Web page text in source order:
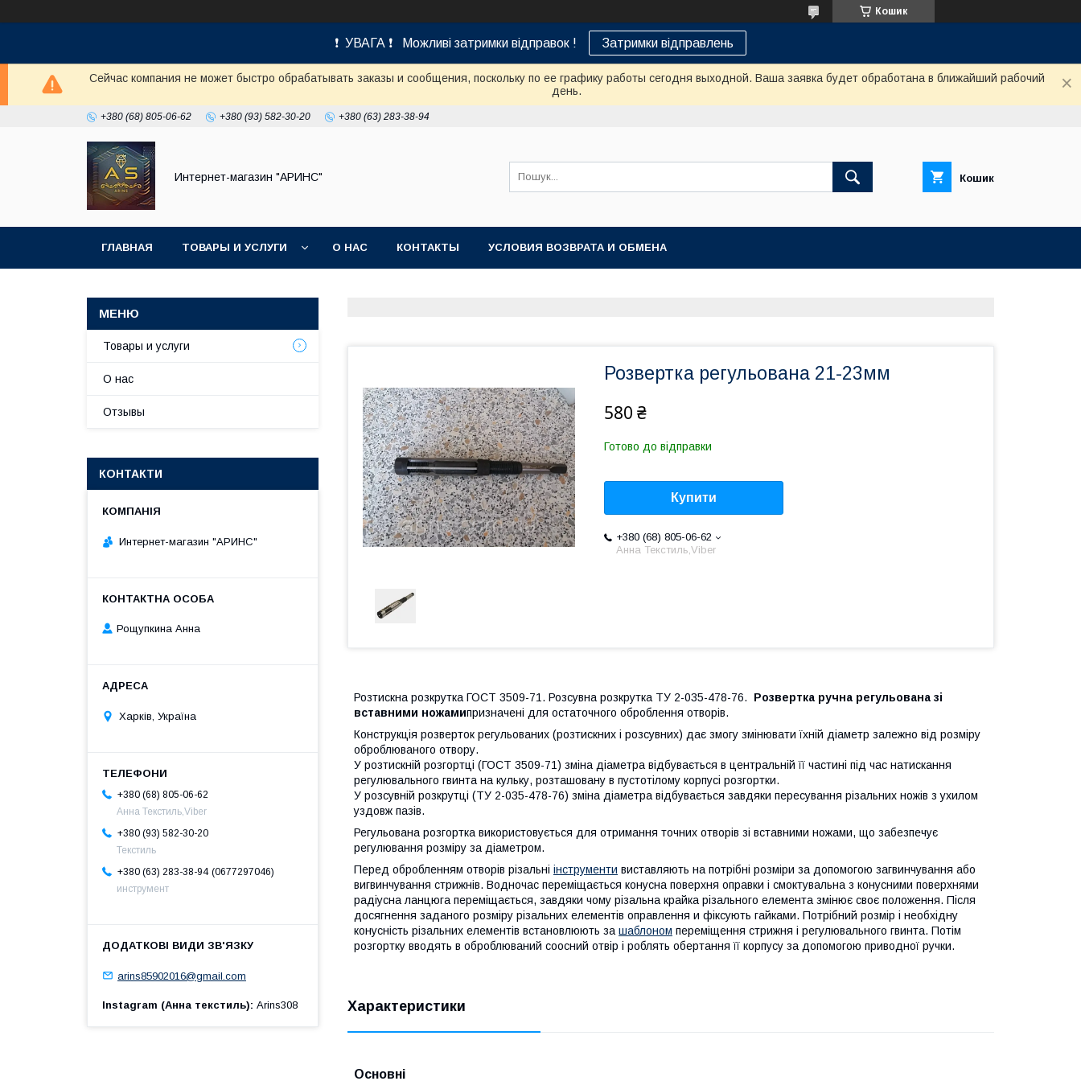
Кошик
❗ УВАГА ❗ Можливі затримки відправок ! Затримки відправлень
Сейчас компания не может быстро обрабатывать заказы и сообщения, поскольку по ее графику работы сегодня выходной. Ваша заявка будет обработана в ближайший рабочий
день.
+380 (68) 805-06-62 +380 (93) 582-30-20 +380 (63) 283-38-94
Интернет-магазин "АРИНС" Кошик
ГЛАВНАЯ ТОВАРЫ И УСЛУГИ О НАС КОНТАКТЫ УСЛОВИЯ ВОЗВРАТА И ОБМЕНА
Розвертка регульована 21-23мм
580 ₴
Готово до відправки
Купити
+380 (68) 805-06-62
Анна Текстиль,Viber
Розтискна розкрутка ГОСТ 3509-71. Розсувна розкрутка ТУ 2-035-478-76. Розвертка ручна регульована зі
вставними ножамипризначені для остаточного оброблення отворів.
Конструкція розверток регульованих (розтискних і розсувних) дає змогу змінювати їхній діаметр залежно від розміру
оброблюваного отвору.
У розтискній розгортці (ГОСТ 3509-71) зміна діаметра відбувається в центральній її частині під час натискання
регулювального гвинта на кульку, розташовану в пустотілому корпусі розгортки.
У розсувній розкрутці (ТУ 2-035-478-76) зміна діаметра відбувається завдяки пересування різальних ножів з ухилом
уздовж пазів.
Регульована розгортка використовується для отримання точних отворів зі вставними ножами, що забезпечує
регулювання розміру за діаметром.
Перед обробленням отворів різальні інструменти виставляють на потрібні розміри за допомогою загвинчування або
вигвинчування стрижнів. Водночас переміщається конусна поверхня оправки і смоктувальна з конусними поверхнями
радіусна ланцюга переміщається, завдяки чому різальна крайка різального елемента змінює своє положення. Після
досягнення заданого розміру різальних елементів оправлення и фіксують гайками. Потрібний розмір і необхідну
конусність різальних елементів встановлюють за шаблоном переміщення стрижня і регулювального гвинта. Потім
розгортку вводять в оброблюваний соосний отвір і роблять обертання її корпусу за допомогою приводної ручки.
Характеристики
Основні
Товары и услуги
О нас
Отзывы
КОНТАКТИ
Интернет-магазин "АРИНС"
Рощупкина Анна
Харків, Україна
+380 (68) 805-06-62
Анна Текстиль,Viber
+380 (93) 582-30-20
Текстиль
+380 (63) 283-38-94 0677297046
инструмент
arins85902016@gmail.com
Instagram (Анна текстиль) Arins308